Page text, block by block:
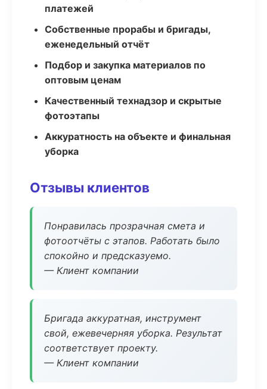
платежей
Собственные прорабы и бригады,
еженедельный отчёт
Подбор и закупка материалов по
оптовым ценам
Качественный технадзор и скрытые
фотоэтапы
Аккуратность на объекте и финальная
уборка
Отзывы клиентов
Понравилась прозрачная смета и
фотоотчёты с этапов. Работать было
спокойно и предсказуемо.
— Клиент компании
Бригада аккуратная, инструмент
свой, ежевечерняя уборка. Результат
соответствует проекту.
— Клиент компании